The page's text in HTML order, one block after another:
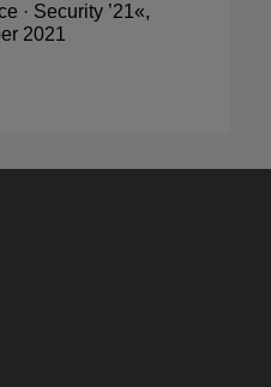
· Security ’21«,
2021